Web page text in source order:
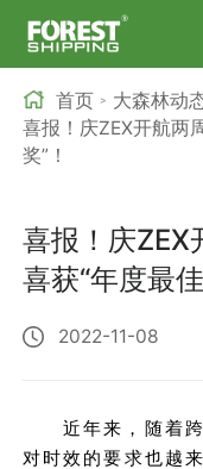
首页 > 大森林动
喜报！庆ZEX开航两
奖”！
喜报！庆ZEX
喜获“年度最
2022-11-08
近年来，随着
对时效的要求也越